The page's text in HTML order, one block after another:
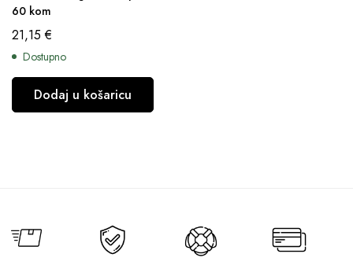
60 kom
21,15€
Dostupno
Dodaj u košaricu